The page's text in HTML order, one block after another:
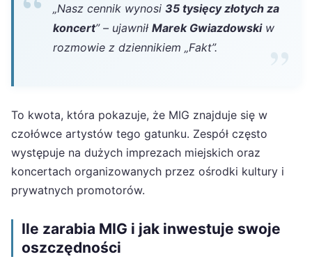
„Nasz cennik wynosi 35 tysięcy złotych za
koncert” – ujawnił Marek Gwiazdowskiw
rozmowie z dziennikiem „Fakt”.
To kwota, która pokazuje, że MIG znajduje się w
czołówce artystów tego gatunku. Zespół często
występuje na dużych imprezach miejskich oraz
koncertach organizowanych przez ośrodki kultury i
prywatnych promotorów.
Ile zarabia MIG i jak inwestuje swoje
oszczędności